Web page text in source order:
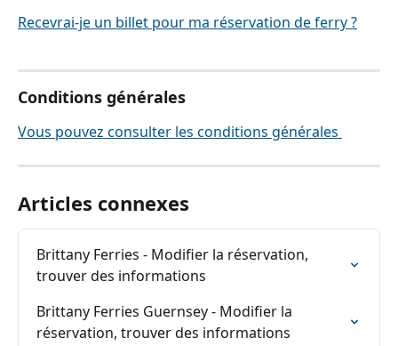
Recevrai-je un billet pour ma réservation de ferry ?
Conditions générales
Vous pouvez consulter les conditions générales
Articles connexes
Brittany Ferries - Modifier la réservation,
trouver des informations
Brittany Ferries Guernsey - Modifier la
réservation, trouver des informations